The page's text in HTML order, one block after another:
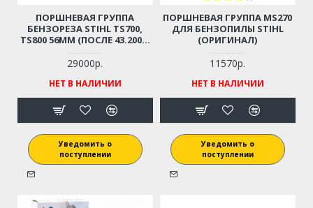
ПОРШНЕВАЯ ГРУППА
БЕНЗОРЕЗА STIHL TS700,
TS800 56ММ (ПОСЛЕ 43.2007)
29000р.
НЕТ В НАЛИЧИИ
Уведомить о
поступлении
ПОРШНЕВАЯ ГРУППА MS270
ДЛЯ БЕНЗОПИЛЫ STIHL
(ОРИГИНАЛ)
11570р.
НЕТ В НАЛИЧИИ
Уведомить о
поступлении